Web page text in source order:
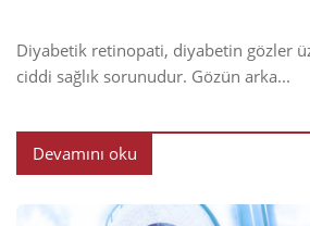
Diyabetik retinopati, diyabetin gözler
ciddi sağlık sorunudur. Gözün arka...
Devamını oku